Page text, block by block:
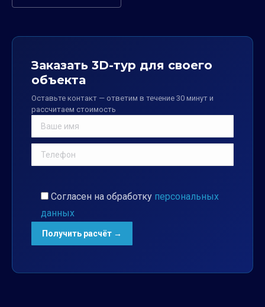
Заказать 3D-тур для своего
объекта
Оставьте контакт — ответим в течение 30 минут и
рассчитаем стоимость
Согласен на обработку персональных
данных